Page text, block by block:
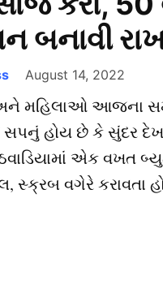
બનાવી
August 14, 2022
મહિલાઓ આજના
હોય છે કે સુંદર
એક વખત
સ્ક્રબ વગેરે કરાવતા